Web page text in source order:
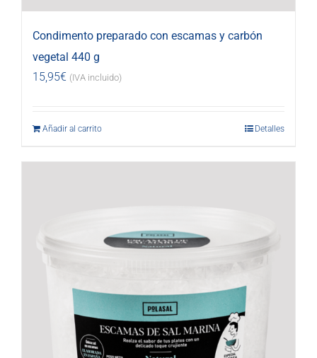
Condimento preparado con escamas y carbón
vegetal 440 g
15,95€ (IVA incluido)
Añadir al carrito Detalles